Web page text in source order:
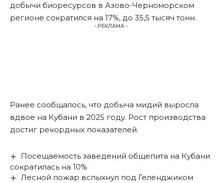
добычи биоресурсов в Азово-Черноморском
регионе сократился на 17%, до 35,5 тысяч тонн.
- РЕКЛАМА -
Ранее сообщалось, что добыча мидий выросла
вдвое на Кубани в 2025 году. Рост производства
достиг рекордных показателей.
Посещаемость заведений общепита на Кубани
сократилась на 10%
Лесной пожар вспыхнул под Геленджиком